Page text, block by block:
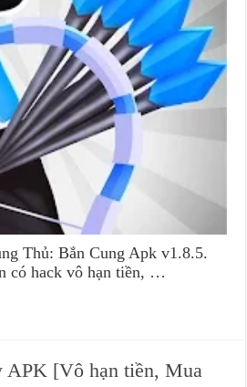
Thủ: Bắn Cung Apk v1.8.5.
có hack vô hạn tiền, …
[Vô hạn tiền, Mua